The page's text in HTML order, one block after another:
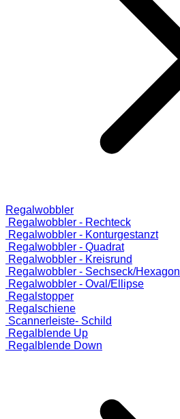
Regalwobbler
Regalwobbler - Rechteck
Regalwobbler - Konturgestanzt
Regalwobbler - Quadrat
Regalwobbler - Kreisrund
Regalwobbler - Sechseck/Hexagon
Regalwobbler - Oval/Ellipse
Regalstopper
Regalschiene
Scannerleiste- Schild
Regalblende Up
Regalblende Down